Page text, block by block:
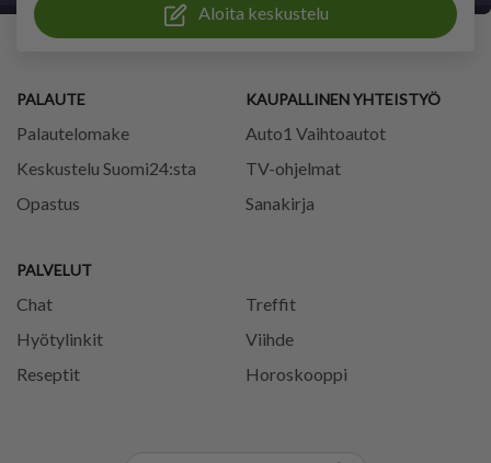
Aloita keskustelu
PALAUTE
Palautelomake
Keskustelu Suomi24:sta
Opastus
PALVELUT
Chat
Treffit
Hyötylinkit
Viihde
Reseptit
Horoskooppi
KAUPALLINEN YHTEISTYÖ
Auto1 Vaihtoautot
TV-ohjelmat
Sanakirja